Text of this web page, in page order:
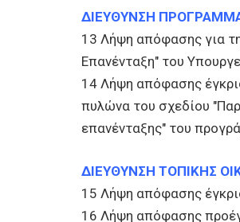
ΔΙΕΥΘΥΝΣΗ
13 Λήψη απόφασης για
Επανένταξη" του
14 Λήψη απόφασης
πυλώνα του σχεδίου
επανένταξης" του
ΔΙΕΥΘΥΝΣΗ ΤΟΠΙΚΗΣ
15 Λήψη απόφασης
16 Λήψη απόφασης